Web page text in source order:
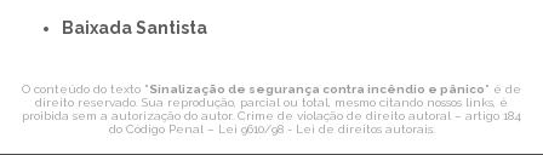
Baixada Santista
O conteúdo do texto "Sinalização de segurança contra incêndio e pânico" é de
direito reservado. Sua reprodução, parcial ou total, mesmo citando nossos links, é
proibida sem a autorização do autor. Crime de violação de direito autoral – artigo 184
do Código Penal – Lei 9610/98 - Lei de direitos autorais.